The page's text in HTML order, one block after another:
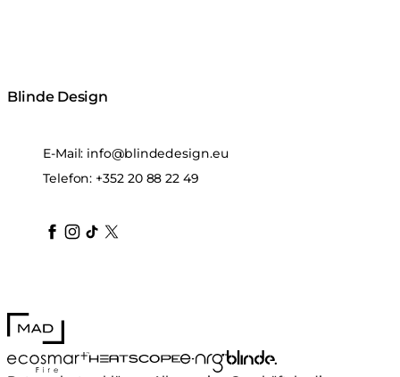
Blinde Design
E-Mail: info@blindedesign.eu
Telefon: +352 20 88 22 49
blindedesign
blindedesign
blindedesign
blinde-design
blindedesign
MAD Design
EcoSmart FireHEATSCOPE® Heaters
e-NRG Bioethanol
Blinde Design